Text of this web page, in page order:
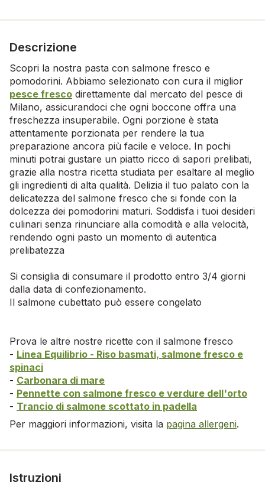
Descrizione
Scopri la nostra pasta con salmone fresco e
pomodorini. Abbiamo selezionato con cura il miglior
pesce fresco direttamente dal mercato del pesce di
Milano, assicurandoci che ogni boccone offra una
freschezza insuperabile. Ogni porzione è stata
attentamente porzionata per rendere la tua
preparazione ancora più facile e veloce. In pochi
minuti potrai gustare un piatto ricco di sapori prelibati,
grazie alla nostra ricetta studiata per esaltare al meglio
gli ingredienti di alta qualità. Delizia il tuo palato con la
delicatezza del salmone fresco che si fonde con la
dolcezza dei pomodorini maturi. Soddisfa i tuoi desideri
culinari senza rinunciare alla comodità e alla velocità,
rendendo ogni pasto un momento di autentica
prelibatezza
Si consiglia di consumare il prodotto entro 3/4 giorni
dalla data di confezionamento.
Il salmone cubettato può essere congelato
Prova le altre nostre ricette con il salmone fresco
- Linea Equilibrio - Riso basmati, salmone fresco e
spinaci
- Carbonara di mare
- Pennette con salmone fresco e verdure dell'orto
- Trancio di salmone scottato in padella
Per maggiori informazioni, visita la pagina allergeni.
Istruzioni